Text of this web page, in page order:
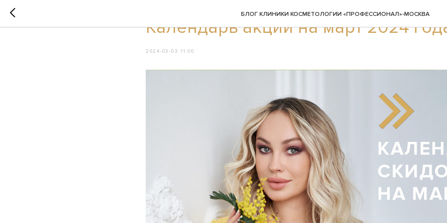
БЛОГ КЛИНИКИ КОСМЕТОЛОГИИ «ПРОФЕССИОНАЛ»-МОСКВА
Календарь акций на март 2024
2024-03-03 11:00